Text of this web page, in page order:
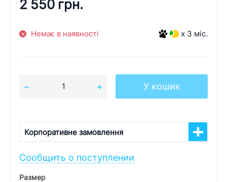
2 550 грн.
Немає в наявності x 3 міс.
У кошик
Корпоративне замовлення
Сообщить о поступлении
Размер